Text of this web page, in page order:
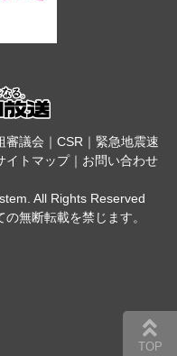
審議会 ｜ CSR｜ 緊急地震速
イトマップ｜ お問い合わせ
All Rights Reserved
無断転載を禁じます。